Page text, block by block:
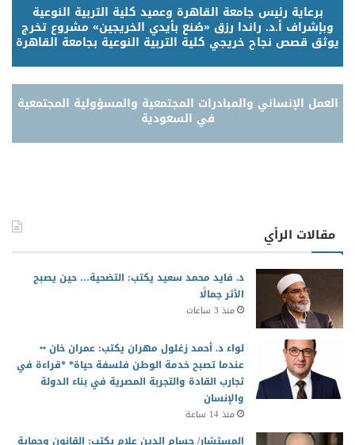
برعاية رئيس جامعة القاهرة وعميد كلية التربية النوعية
وبإشراف أ.د. راندا رزق «صُنع بأيدي الخريجين» مشروع تخرج
يوثق قصص نجاح خريجي كلية التربية النوعية بجامعة القاهرة
العمل الإنساني والمبادرات المجتمعية والمسؤولية المجتمعية
في السعودية
مقالات الرأي
د. فايد محمد سعيد يكتب: التضحية… حين يصبح
الأثر جمالًا
منذ 3 ساعات
لواء د. أحمد زغلول مهران يكتب: عمران خان ••
عندما تصبح خدمة الوطن فلسفة حياة* *قراءة في
تجارب القادة والتجربة المصرية في بناء الدولة
والإنسان
منذ 14 ساعة
المستشار/ حسام الدين علام يكتب: القانون وحماية